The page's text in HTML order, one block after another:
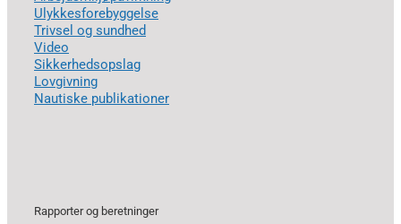
Ulykkesforebyggelse
Trivsel og sundhed
Video
Sikkerhedsopslag
Lovgivning
Nautiske publikationer
Rapporter og beretninger